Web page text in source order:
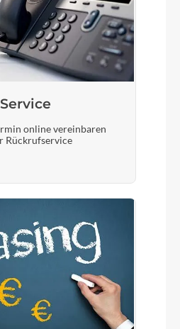
online vereinbaren
Rückrufservice